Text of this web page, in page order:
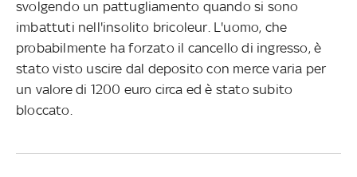
svolgendo un pattugliamento quando si sono
imbattuti nell'insolito bricoleur. L'uomo, che
probabilmente ha forzato il cancello di ingresso, è
stato visto uscire dal deposito con merce varia per
un valore di 1200 euro circa ed è stato subito
bloccato.